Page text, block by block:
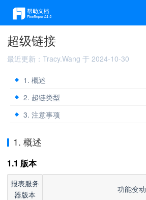
超级链接
最近更新：Tracy.Wang 于 2024-10-30
1. 概述
2. 超链类型
3. 注意事项
1. 概述
1.1 版本
报表服务
器版本
功能变动